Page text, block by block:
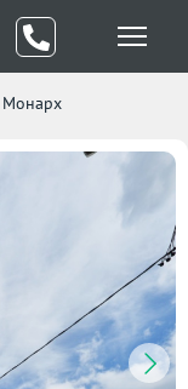
Монарх